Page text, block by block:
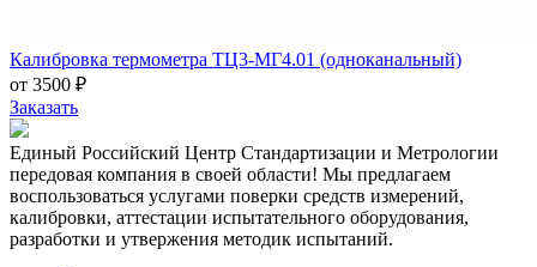
Калибровка термометра ТЦ3-МГ4.01 (одноканальный)
от 3500 ₽
Заказать
Единый Российский Центр Стандартизации и Метрологии
передовая компания в своей области! Мы предлагаем
воспользоваться услугами поверки средств измерений,
калибровки, аттестации испытательного оборудования,
разработки и утвержения методик испытаний.